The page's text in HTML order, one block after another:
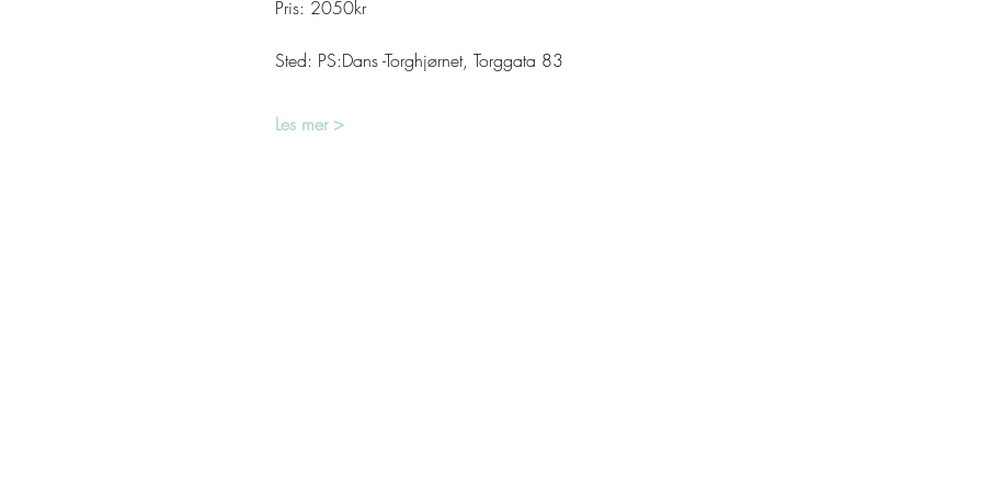
Pris: 2050kr
Sted: PS:Dans -Torghjørnet, Torggata 83
Les mer >